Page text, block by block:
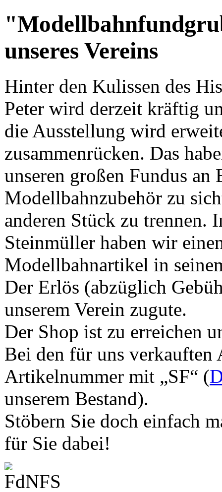
unseres Vereins
Hinter den Kulissen des
Peter wird derzeit kräftig
die Ausstellung wird
zusammenrücken. Das
unseren großen Fundus an
Modellbahnzubehör zu
anderen Stück zu trennen.
Steinmüller haben wir
Modellbahnartikel in
Der Erlös (abzüglich
unserem Verein zugute.
Der Shop ist zu erreichen
Bei den für uns
Artikelnummer mit „SF“ (
unserem Bestand).
Stöbern Sie doch einfach
für Sie dabei!